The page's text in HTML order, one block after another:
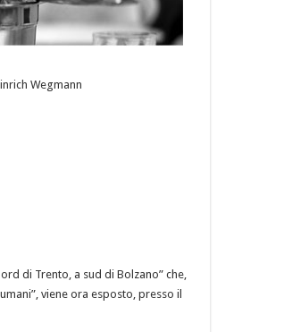
Wegmann
di Trento, a sud di Bolzano” che,
viene ora esposto, presso il